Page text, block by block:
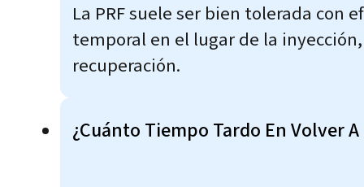
La PRF suele ser bien tolerada
temporal en el lugar de la
recuperación.
¿Cuánto Tiempo Tardo En Volver